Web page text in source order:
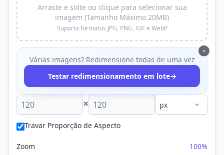
Arraste e solte ou clique para selecionar sua
imagem (Tamanho Máximo 20MB)
Suporta formatos JPG, PNG, GIF e WebP
×
Várias imagens? Redimensione todas de uma vez
Testar redimensionamento em lote→
×
Travar Proporção de Aspecto
Zoom 100%